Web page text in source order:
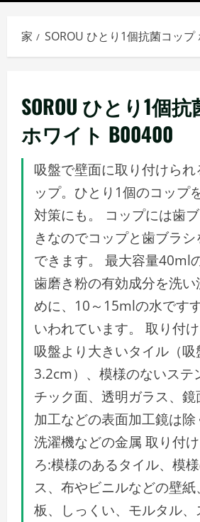
イ
マ
ニ
ュ
ー
家 SOROU ひとり1個抗菌コッ
SOROU ひとり1個
ホワイト B00400
吸盤で壁面に取り付けられ
ップ。ひとり1個のコップ
対策にも。 コップには歯
きなのでコップと歯ブラ
できます。 最大容量40ml
歯磨き粉の有効成分を洗
めに、10～15mlの水です
いわれています。 取り付
吸盤より大きいタイル（吸
3.2cm）、模様のないステ
チック面、透明ガラス、
加工などの表面加工鏡は除
洗濯機などの金属 取り付
ろ:模様のあるタイル、模
ス、布やビニルなどの壁
板、しっくい、モルタル